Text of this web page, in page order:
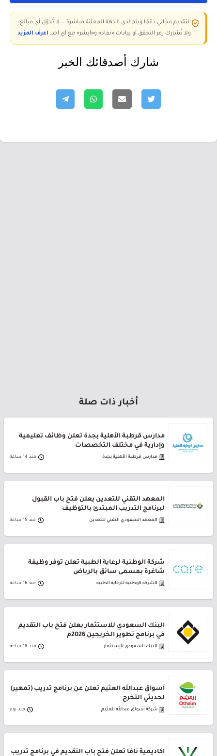
التقديم مجاني دائمًا ويتم لدى الجهة المعلنة مباشرة — لا تُحوّل أي مبالغ،
ولا تُشارك رمز التحقق أو بيانات «نفاذ» و«أبشر» مع أي أحد. اعرف المزيد
شارك أصدقائك الخبر
أخبار ذات صلة
مدارس قرطبة الأهلية بجدة تعلن وظائف تعليمية
وإدارية في مختلف التخصصات
مدارس قرطبة الأهلية بجدة منذ 14 ساعة
المعهد التقني للتعدين يعلن فتح باب القبول
لبرنامج التدريب المبتدئ بالتوظيف
المعهد السعودي التقني للتعدين منذ 15 ساعة
شركة الوطنية لرعاية الطبية تعلن توفر وظيفة
شاغرة بمسمى سائق بالرياض
الشركة الوطنية للرعاية الطبية منذ 16 ساعة
البنك السعودي للاستثمار يعلن فتح باب التقديم
في برنامج تطوير الخريجين 2026م
البنك السعودي للإستثمار منذ 18 ساعة
أسواق عبدالله العثيم تعلن عن برنامج تدريب (تمهير)
لحديثي التخرج
شركة أسواق عبدالله العثيم منذ يوم
أكاديمية نافا تعلن فتح باب التقديم في برنامج تدريب